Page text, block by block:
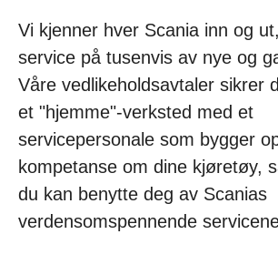
Vi kjenner hver Scania inn og
service på tusenvis av nye og
Våre vedlikeholdsavtaler sikrer
et "hjemme"-verksted med et
servicepersonale som bygger
kompetanse om dine kjøretøy,
du kan benytte deg av Scanias
verdensomspennende